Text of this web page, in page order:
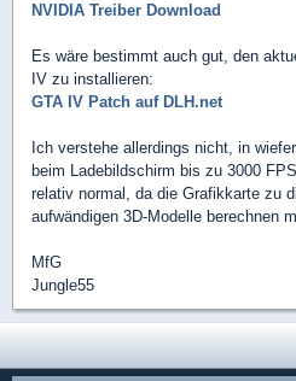
NVIDIA Treiber Download
Es wäre bestimmt auch gut, den
IV zu installieren:
GTA IV Patch auf DLH.net
Ich verstehe allerdings nicht, in
beim Ladebildschirm bis zu 3000
relativ normal, da die Grafikkarte zu
aufwändigen 3D-Modelle berechnen
MfG
Jungle55